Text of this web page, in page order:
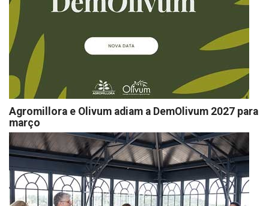
Agromillora e Olivum adiam a DemOlivum 2027 para
março